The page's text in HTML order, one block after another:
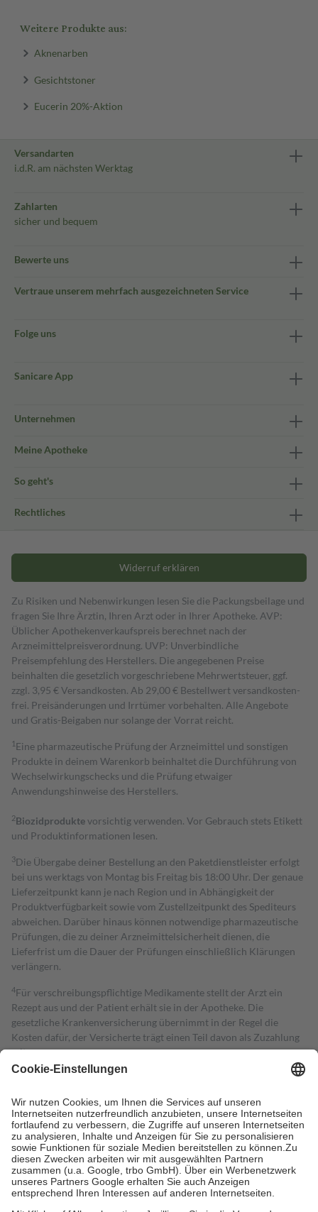
Weitere Produkte aus:
Aknenarben
Gesichtstoner
Eucerin 20%-Aktion
Versandarten
i.d.R. am nächsten Werktag
Zahlarten
sicher und bequem
Bewerte uns
Vertraue unserem mehrfach ausgezeichneten Service
Folge uns
Sanicare App
Unternehmen
Meine Apotheke
So geht's
Rechtliches
Widerruf erklären
Zu Risiken und Nebenwirkungen lesen Sie die Packungsbeilage und
fragen Sie Ihre Ärztin, Ihren Arzt oder in Ihrer Apotheke. AVP:
Üblicher Apothekenverkaufspreis berechnet nach der
Arzneimittelpreisverordnung. UVP: Unverbindliche
Preisempfehlung des Herstellers. Die angegebenen Preise
beinhalten die gesetzlich vorgeschriebene Mehrwertsteuer, ggf.
zzgl. 3,95 € Versandkosten. Ab 29,00 € Bestell­wert versand­kosten­
frei. Preisänderungen und Irrtümer vorbehalten. Alle Angebote
und Gratis-Beigaben nur solange der Vorrat reicht.
1 Eine pharmazeutische Prüfung der Arzneimittel und sonstigen
Produkte in deinem Warenkorb beinhaltet die Durchführung von
Wechselwirkungschecks und die Prüfung etwaiger
Anwendungshinweise des Herstellers.
2Biozidproduktevorsichtig verwenden. Vor Gebrauch stets Etikett
und Produktinformationen lesen.
3Die Übergabe deiner Bestellung an den Paketdienstleister erfolgt
bei uns werktags von Montag bis Freitag bis 18:00 Uhr. Der genaue
Lieferzeitpunkt kann je nach Region und in Abhängigkeit der
Produktverfügbarkeit sowie vom Zustellzeitpunkt des Spediteurs
abweichen. Darüber hinaus können notwendige pharmazeutische
Prüfungen, die zu deiner Arzneimittelsicherheit dienen, die
Lieferfrist um die Dauer der Prüfungen einschließlich Klärungen
verlängern.
4Für verschreibungspflichtige Medikamente stellt der Arzt ein
Rezept aus und der Patient erhält sie in der Apotheke. Die
gesetzliche Krankenversicherung übernimmt in der Regel die
Kosten dafür, der Versicherte trägt einen Teil davon als Zuzahlung
mit.
Grundsätzlich leisten Mitglieder Zuzahlungen in Höhe von zehn
höchstens zehn Euro.
Es sind jedoch nie mehr als die tatsächlichen
Kosten der Leistung zu entrichten.
Diese Regeln gelten grundsätzlich auch für Online-Apotheken.
Bei Heilmitteln und häuslicher Krankenpflege beträgt die
Zuzahlung zehn Prozent der Kosten sowie zehn Euro je
Verordnung.
Um das Engagement der Versicherten für ihre eigene Gesundheit zu
stärken und die besondere Stellung der Familie zu unterstützen,